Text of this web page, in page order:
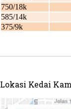
Lokasi Kedai